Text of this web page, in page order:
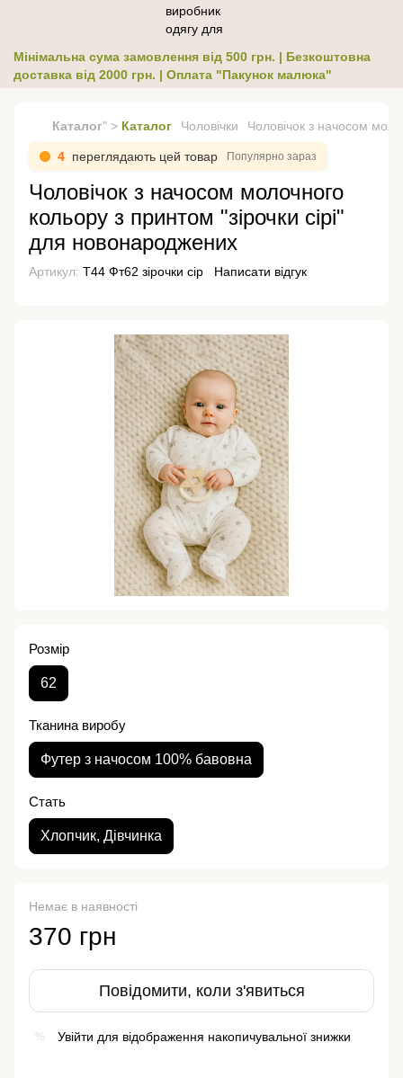
Мінімальна сума замовлення від 500 грн. | Безкоштовна
доставка від 2000 грн. | Оплата "Пакунок малюка"
Каталог" > Каталог Чоловічки Чоловічок з начосом
4 переглядають цей товар Популярно зараз
Чоловічок з начосом молочного
кольору з принтом "зірочки сірі"
для новонароджених
Артикул: Т44 Фт62 зірочки сір Написати відгук
Розмір
62
Тканина виробу
Футер з начосом 100% бавовна
Стать
Хлопчик, Дівчинка
Немає в наявності
370 грн
Повідомити, коли з'явиться
% Увійти для відображення накопичувальної знижки